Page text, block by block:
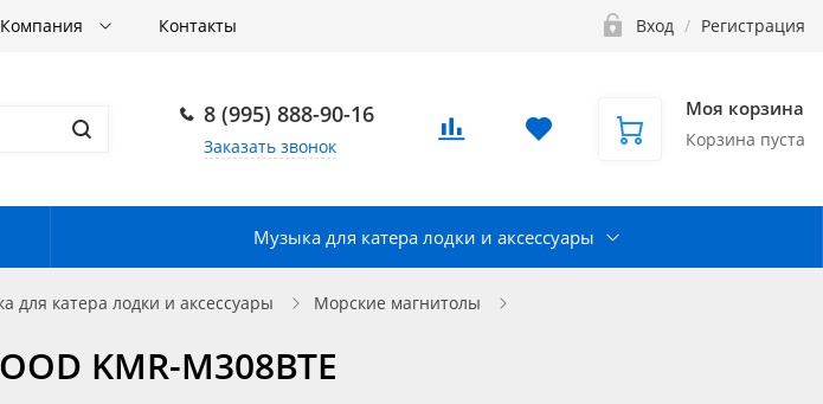
Компания Контакты Вход / Регистрация
8 (995) 888-90-16
Заказать звонок
Моя корзина
Корзина пуста
Музыка для катера лодки и аксессуары
для катера лодки и аксессуары
Морские магнитолы
KMR-M308BTE